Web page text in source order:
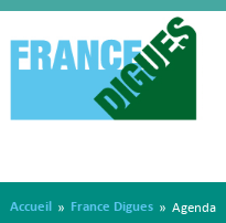
Accueil » France Digues » Agenda